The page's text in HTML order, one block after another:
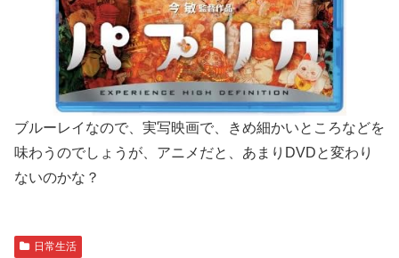
ブルーレイなので、実写映画で、きめ細かいところなどを
味わうのでしょうが、アニメだと、あまりDVDと変わり
ないのかな？
日常生活